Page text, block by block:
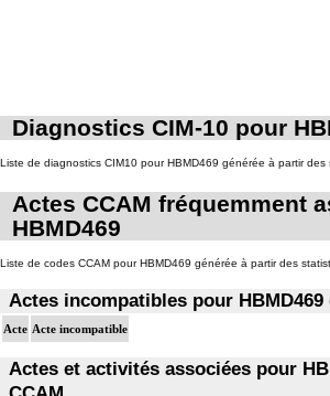
Diagnostics CIM-10 pour
Liste de diagnostics CIM10 pour HBMD469 générée à partir
Actes CCAM fréquemment
HBMD469
Liste de codes CCAM pour HBMD469 générée à partir des
Actes incompatibles pour HBMD469
Acte Acte incompatible
Actes et activités associées pour